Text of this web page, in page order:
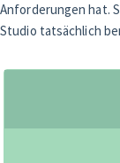
Anforderungen hat.
Studio tatsächlich